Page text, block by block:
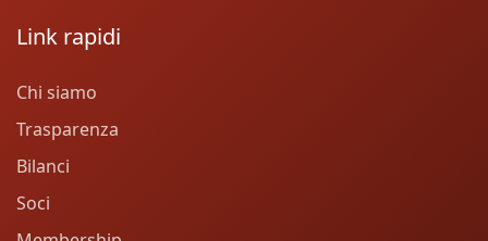
Link rapidi
Chi siamo
Trasparenza
Bilanci
Soci